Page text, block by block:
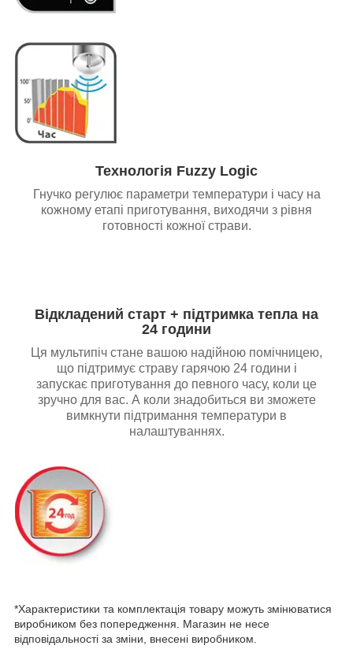
Технологія Fuzzy Logic
Гнучко регулює параметри температури і часу на
кожному етапі приготування, виходячи з рівня
готовності кожної страви.
Відкладений старт + підтримка тепла на
24 години
Ця мультипіч стане вашою надійною помічницею,
що підтримує страву гарячою 24 години і
запускає приготування до певного часу, коли це
зручно для вас. А коли знадобиться ви зможете
вимкнути підтримання температури в
налаштуваннях.
*Характеристики та комплектація товару можуть змінюватися
виробником без попередження. Магазин не несе
відповідальності за зміни, внесені виробником.